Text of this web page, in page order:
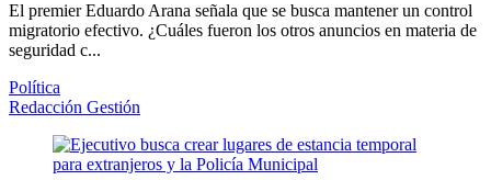
El premier Eduardo Arana señala que se busca mantener un control
migratorio efectivo. ¿Cuáles fueron los otros anuncios en materia de
seguridad c...
Política
Redacción Gestión